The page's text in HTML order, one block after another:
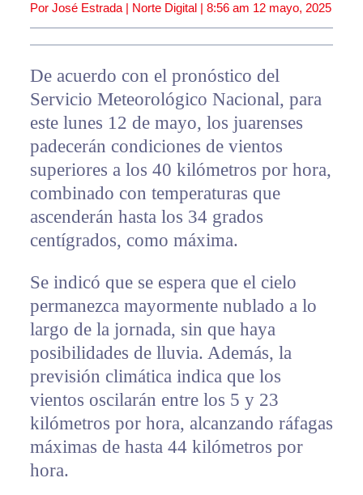
Por José Estrada | Norte Digital | 8:56 am 12 mayo, 2025
De acuerdo con el pronóstico del
Servicio Meteorológico Nacional, para
este lunes 12 de mayo, los juarenses
padecerán condiciones de vientos
superiores a los 40 kilómetros por hora,
combinado con temperaturas que
ascenderán hasta los 34 grados
centígrados, como máxima.
Se indicó que se espera que el cielo
permanezca mayormente nublado a lo
largo de la jornada, sin que haya
posibilidades de lluvia. Además, la
previsión climática indica que los
vientos oscilarán entre los 5 y 23
kilómetros por hora, alcanzando ráfagas
máximas de hasta 44 kilómetros por
hora.